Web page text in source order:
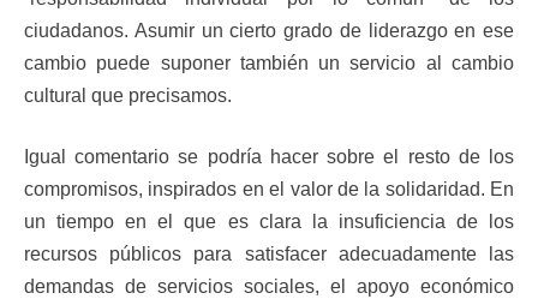
ciudadanos. Asumir un cierto grado de liderazgo en ese
cambio puede suponer también un servicio al cambio
cultural que precisamos.
Igual comentario se podría hacer sobre el resto de los
compromisos, inspirados en el valor de la solidaridad. En
un tiempo en el que es clara la insuficiencia de los
recursos públicos para satisfacer adecuadamente las
demandas de servicios sociales, el apoyo económico